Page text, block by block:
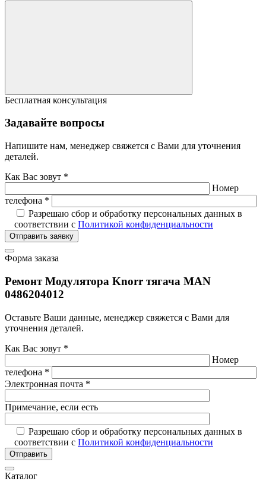
Бесплатная консультация
Задавайте вопросы
Напишите нам, менеджер свяжется с Вами для уточнения
деталей.
Как Вас зовут *
Номер
телефона *
Разрешаю сбор и обработку персональных данных в
соответствии с Политикой конфиденциальности
Отправить заявку
Форма заказа
Ремонт Модулятора Knorr тягача MAN
0486204012
Оставьте Ваши данные, менеджер свяжется с Вами для
уточнения деталей.
Как Вас зовут *
Номер
телефона *
Электронная почта *
Примечание, если есть
Разрешаю сбор и обработку персональных данных в
соответствии с Политикой конфиденциальности
Отправить
Каталог